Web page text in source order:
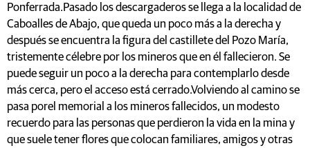
Ponferrada.Pasado los descargaderos se llega a la localidad de
Caboalles de Abajo, que queda un poco más a la derecha y
después se encuentra la figura del castillete del Pozo María,
tristemente célebre por los mineros que en él fallecieron. Se
puede seguir un poco a la derecha para contemplarlo desde
más cerca, pero el acceso está cerrado.Volviendo al camino se
pasa porel memorial a los mineros fallecidos, un modesto
recuerdo para las personas que perdieron la vida en la mina y
que suele tener flores que colocan familiares, amigos y otras